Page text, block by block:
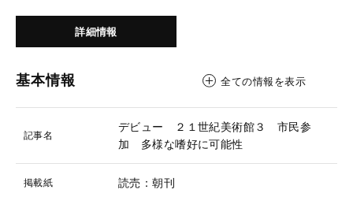
詳細情報
基本情報 全ての情報を表示
記事名
デビュー ２１世紀美術館３ 市民参
加 多様な嗜好に可能性
掲載紙 読売：朝刊